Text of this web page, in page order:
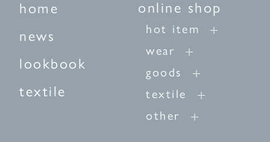
home
news
lookbook
textile
online shop
hot item
wear
goods
textile
other